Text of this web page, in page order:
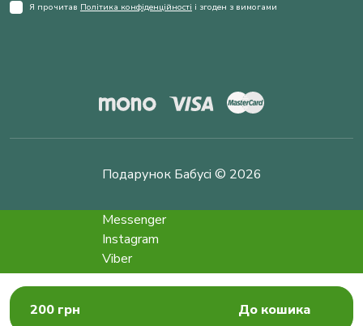
200 грн До кошика
Я прочитав Політика конфіденційності і згоден з вимогами
Подарунок Бабусі © 2026
Messenger
Instagram
Viber
Telegram